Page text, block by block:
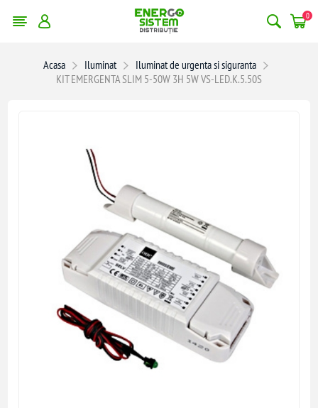
0
Acasa Iluminat
Iluminat de urgenta si siguranta
KIT EMERGENTA SLIM 5-50W 3H 5W VS-LED.K.5.50S